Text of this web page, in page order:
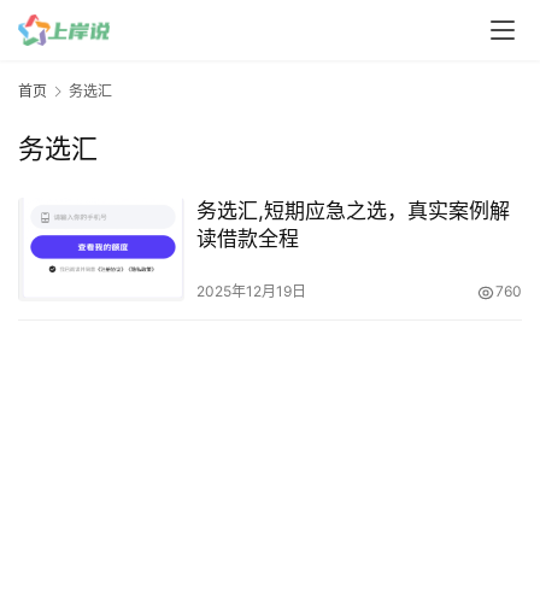
首页 务选汇
务选汇
务选汇,短期应急之选，真实案例解
读借款全程
2025年12月19日 760